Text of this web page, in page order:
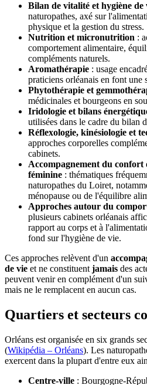
Bilan de vitalité et hygiène de
naturopathes, axé sur
physique et la gestion du stress.
Nutrition et micronutrition :
comportement alimentaire,
compléments naturels.
Aromathérapie : usage
praticiens orléanais en font une
Phytothérapie et
médicinales et bourgeons en
Iridologie et bilans
utilisées dans le cadre du bilan
Réflexologie, kinésiologie et
approches corporelles
cabinets.
Accompagnement du confort
féminine : thématiques
naturopathes du Loiret,
ménopause ou de l'équilibre
Approches autour du
plusieurs cabinets orléanais
rapport au corps et à
fond sur l'hygiène de vie.
Ces approches relèvent d'un
de vie et ne constituent jamais des
peuvent venir en complément d'un
mais ne le remplacent en aucun cas.
Quartiers et secteurs
Orléans est organisée en six grands
(Wikipédia – Orléans). Les
exercent dans la plupart d'entre eux
Centre-ville : Bourgogne-